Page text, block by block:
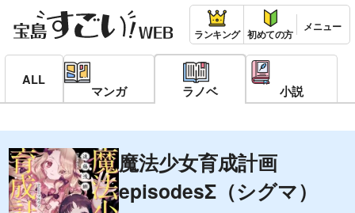
ランキング 初めての方
ALL
マンガ ラノベ 小説
魔法少女育成計画
episodesΣ（シグマ）